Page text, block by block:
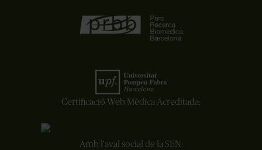
Certificació Web Mèdica Acreditada:
Amb l'aval social de la SEN: